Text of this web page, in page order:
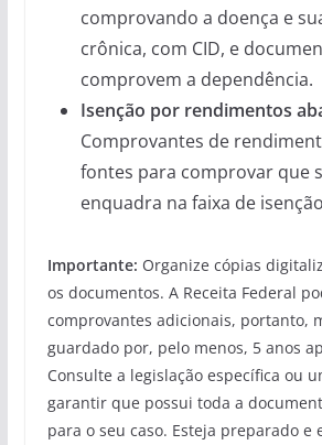
comprovando a doença e
crônica, com CID, e
comprovem a dependência.
Isenção por rendimentos
Comprovantes de
fontes para comprovar que
enquadra na faixa de
Importante: Organize cópias
os documentos. A Receita Federal
comprovantes adicionais, portanto,
guardado por, pelo menos, 5 anos
Consulte a legislação específica ou
garantir que possui toda a
para o seu caso. Esteja preparado e